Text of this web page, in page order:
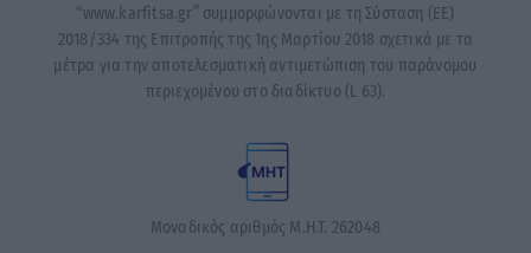
“www.karfitsa.gr” συμμορφώνονται με τη Σύσταση (ΕΕ)
2018/334 της Επιτροπής της 1ης Μαρτίου 2018 σχετικά με τα
μέτρα για την αποτελεσματική αντιμετώπιση του παράνομου
περιεχομένου στο διαδίκτυο (L 63).
Μοναδικός αριθμός Μ.Η.Τ. 262048